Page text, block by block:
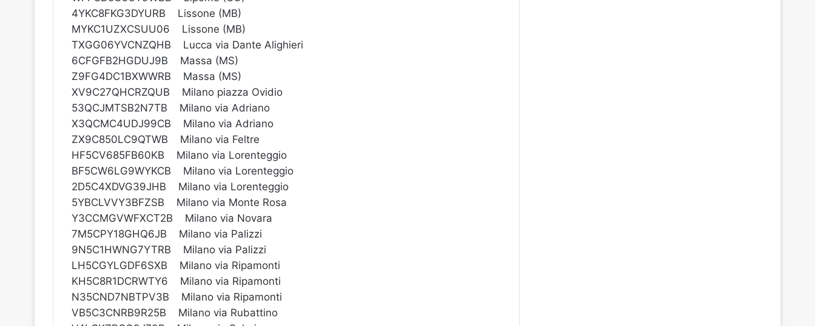
4YKC8FKG3DYURB Lissone (MB)
MYKC1UZXCSUU06 Lissone (MB)
TXGG06YVCNZQHB Lucca via Dante Alighieri
6CFGFB2HGDUJ9B Massa (MS)
Z9FG4DC1BXWWRB Massa (MS)
XV9C27QHCRZQUB Milano piazza Ovidio
53QCJMTSB2N7TB Milano via Adriano
X3QCMC4UDJ99CB Milano via Adriano
ZX9C850LC9QTWB Milano via Feltre
HF5CV685FB60KB Milano via Lorenteggio
BF5CW6LG9WYKCB Milano via Lorenteggio
2D5C4XDVG39JHB Milano via Lorenteggio
5YBCLVVY3BFZSB Milano via Monte Rosa
Y3CCMGVWFXCT2B Milano via Novara
7M5CPY18GHQ6JB Milano via Palizzi
9N5C1HWNG7YTRB Milano via Palizzi
LH5CGYLGDF6SXB Milano via Ripamonti
KH5C8R1DCRWTY6 Milano via Ripamonti
N35CND7NBTPV3B Milano via Ripamonti
VB5C3CNRB9R25B Milano via Rubattino